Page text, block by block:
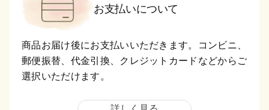
お支払いについて
商品お届け後にお支払いいただきます。コンビニ、
郵便振替、代金引換、クレジットカードなどからご
選択いただけます。